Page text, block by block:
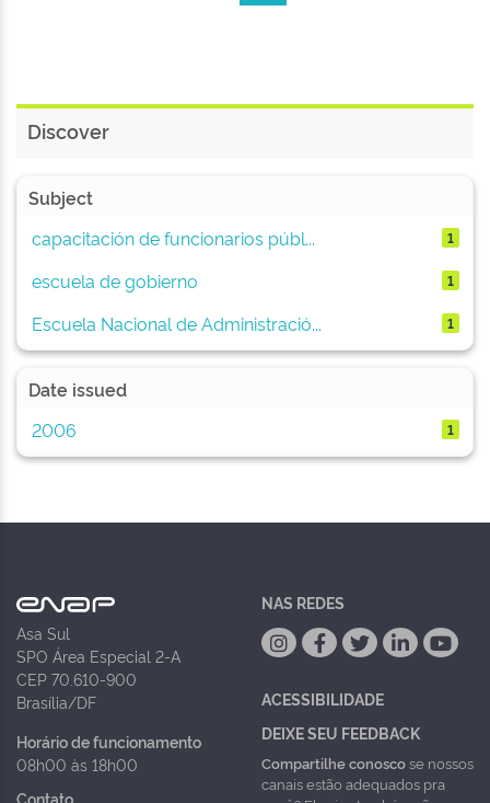
Discover
Subject
capacitación de funcionarios públ...
1
escuela de gobierno 1
Escuela Nacional de Administració... 1
Date issued
2006
1
Asa Sul
SPO Área Especial 2-A
CEP 70.610-900
Brasília/DF
Horário de funcionamento
08h00 às 18h00
Contato
NAS REDES
ACESSIBILIDADE
DEIXE SEU FEEDBACK
Compartilhe conoscose nossos
canais estão adequados pra